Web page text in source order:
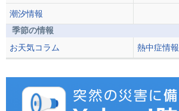
潮汐情報
季節の情報
お天気コラム
熱中症情報